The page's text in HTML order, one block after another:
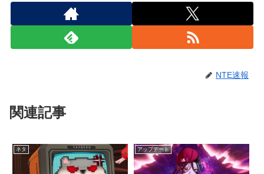
NTE速報
関連記事
ネタ アップデート